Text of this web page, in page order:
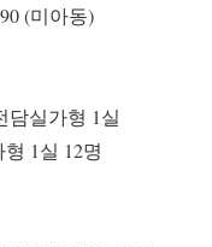
(미아동)
담실가형 1실
1실 12명